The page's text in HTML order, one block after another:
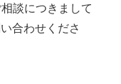
談につきまして
合わせくださ